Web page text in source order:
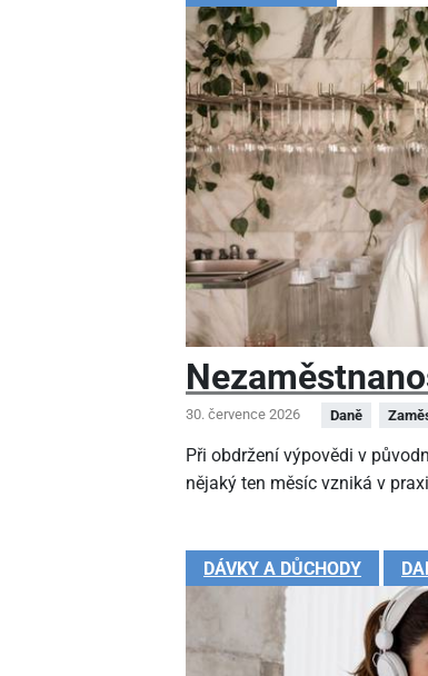
30. července 2026 Daně
Při obdržení výpovědi v
nějaký ten měsíc vzniká v
DÁVKY A DŮCHODY